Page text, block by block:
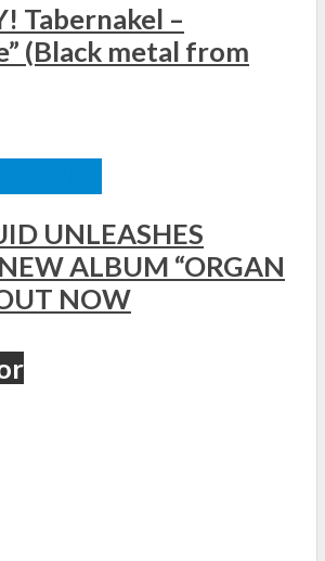
Tabernakel –
(Black metal from
UNLEASHES
ALBUM “ORGAN
NOW